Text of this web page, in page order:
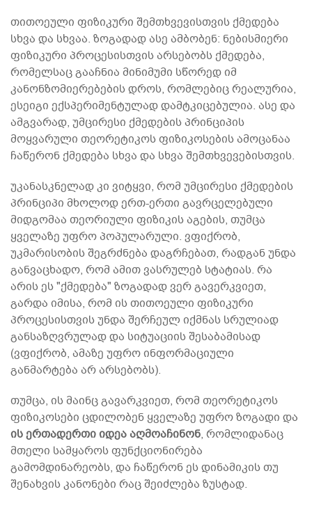
თითოეული ფიზიკური შემთხვევისთვის ქმედება
სხვა და სხვაა. ზოგადად ასე ამბობენ: ნებისმიერი
ფიზიკური პროცესისთვის არსებობს ქმედება,
რომელსაც გააჩნია მინიმუმი სწორედ იმ
კანონზომიერებების დროს, რომლებიც რეალურია,
ესეიგი ექსპერიმენტულად დამტკიცებულია. ასე და
ამგვარად, უმცირესი ქმედების პრინციპის
მოყვარული თეორეტიკოს ფიზიკოსების ამოცანაა
ჩაწერონ ქმედება სხვა და სხვა შემთხვევებისთვის.
უკანასკნელად კი ვიტყვი, რომ უმცირესი ქმედების
პრინციპი მხოლოდ ერთ-ერთი გავრცელებული
მიდგომაა თეორიული ფიზიკის აგების, თუმცა
ყველაზე უფრო პოპულარული. ვფიქრობ,
უკმარისობის შეგრძნება დაგრჩებათ, რადგან უნდა
განვაცხადო, რომ ამით ვასრულებ სტატიას. რა
არის ეს "ქმედება" ზოგადად ვერ გავერკვიეთ,
გარდა იმისა, რომ ის თითოეული ფიზიკური
პროცესისთვის უნდა შერჩეულ იქმნას სრულიად
განსაზღვრულად და სიტუაციის შესაბამისად
(ვფიქრობ, ამაზე უფრო ინფორმაციული
განმარტება არ არსებობს).
თუმცა, ის მაინც გავარკვიეთ, რომ თეორეტიკოს
ფიზიკოსები ცდილობენ ყველაზე უფრო ზოგადი და
ის ერთადერთი იდეა აღმოაჩინონ, რომლიდანაც
მთელი სამყაროს ფუნქციონირება
გამომდინარეობს, და ჩაწერონ ეს დინამიკის თუ
შენახვის კანონები რაც შეიძლება ზუსტად.